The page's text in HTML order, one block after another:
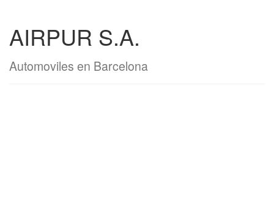
AIRPUR S.A.
Automoviles en Barcelona